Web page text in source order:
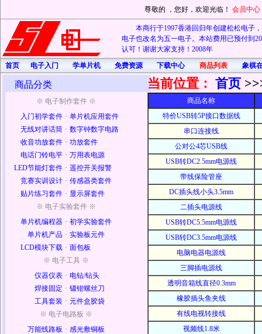
尊敬的 ，您好，欢迎光临！ 会员中心
本商行于1997香港回归年创建松松电子
电子也改名为五一电子。本站费用已预付到
认可！谢谢大家支持！2008年
首页
电子入门 学单片机 免费资源 下载中心 商品列表 象棋
商品分类
※ 电子制作套件 ※
入门初学套件 · 单片机应用套件
无线对讲话筒 · 数字钟数字电路
收音功放套件 · 功放套件
电话门铃电平 · 万用表电源
LED节能灯套件 · 遥控开关报警
竞赛实训设计 · 传感器类套件
贴片练习套件 · 显示屏套件
※ 电子实验套件 ※
单片机编程器 · 初学实验套件
单片机产品 · 实验板元件
LCD模块下载 · 面包板
※ 电子工具 ※
仪器仪表 · 电钻/钻头
焊接固定 · 镊钳螺丝刀
工具套装 · 元件盒胶袋
※ 电子电路板 ※
万能线路板 · 感光敷铜板
当前位置： 首页
商品名称
特价USB转5P接口数据线
串口连接线
公对公4芯USB线
USB转DC2.5mm电源线
带线保险管座
DC插头线小头3.5mm
二插头电源线
USB转DC5.5mm电源线
USB转DC3.5mm电源线
电脑电器电源线
三脚插电源线
透明音箱线直径0.3mm
橡胶插头鱼夹线
有线电视转接线
视频线1.8米